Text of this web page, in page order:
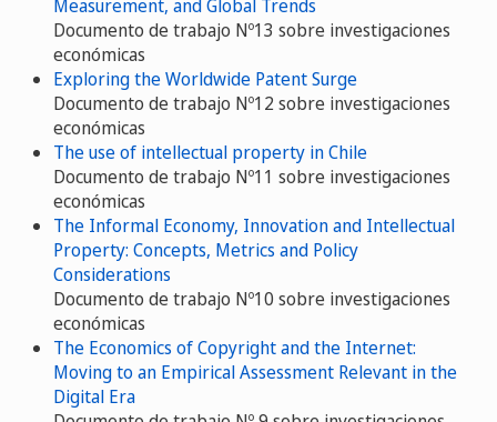
Measurement, and Global Trends
Documento de trabajo Nº13 sobre investigaciones
económicas
Exploring the Worldwide Patent Surge
Documento de trabajo Nº12 sobre investigaciones
económicas
The use of intellectual property in Chile
Documento de trabajo Nº11 sobre investigaciones
económicas
The Informal Economy, Innovation and Intellectual
Property: Concepts, Metrics and Policy
Considerations
Documento de trabajo Nº10 sobre investigaciones
económicas
The Economics of Copyright and the Internet:
Moving to an Empirical Assessment Relevant in the
Digital Era